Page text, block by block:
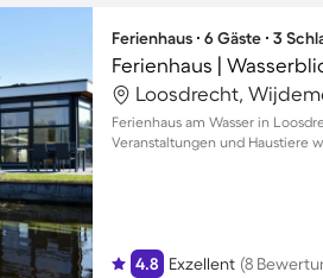
Ferienhaus ∙ 6 Gäste ∙ 3
Ferienhaus |
Loosdrecht,
Ferienhaus am Wasser in
Veranstaltungen und Haustiere
4.8 Exzellent (8